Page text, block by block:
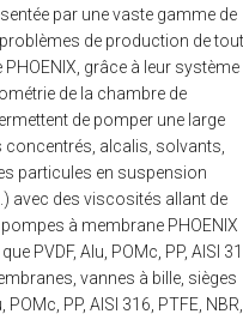
par une vaste gamme de
de production de
grâce à leur système
de la chambre de
de pomper une large
alcalis, solvants,
particules en suspension
avec des viscosités allant de
à membrane PHOENIX
PVDF, Alu, POMc, PP, AISI
vannes à bille, sièges
PP, AISI 316, PTFE, NBR,